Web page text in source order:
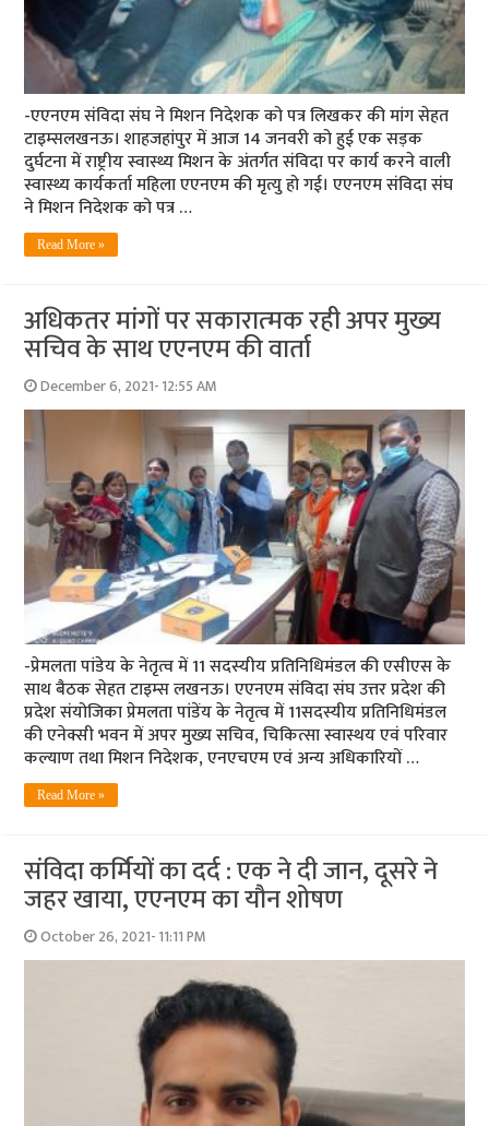
-एएनएम संविदा संघ ने मिशन निदेशक को पत्र लिखकर की मांग सेहत
टाइम्‍सलखनऊ। शाहजहांपुर में आज 14 जनवरी को हुई एक सड़क
दुर्घटना में राष्ट्रीय स्वास्थ्य मिशन के अंतर्गत संविदा पर कार्य करने वाली
स्वास्थ्य कार्यकर्ता महिला एएनएम की मृत्यु हो गई। एएनएम संविदा संघ
ने मिशन निदेशक को पत्र …
Read More »
अधिकतर मांगों पर सकारात्‍मक रही अपर मुख्‍य
सचिव के साथ एएनएम की वार्ता
December 6, 2021- 12:55 AM
-प्रेमलता पांडेय के नेतृत्‍व में 11 सदस्‍यीय प्रतिनिधिमंडल की एसीएस के
साथ बैठक सेहत टाइम्‍स लखनऊ। एएनएम संविदा संघ उत्तर प्रदेश की
प्रदेश संयोजिका प्रेमलता पांडेंय के नेतृत्‍व में 11सदस्यीय प्रतिनिधिमंडल
की एनेक्सी भवन में अपर मुख्य सचिव, चिकित्सा स्वास्थय एवं परिवार
कल्याण तथा मिशन निदेशक, एनएचएम एवं अन्य अधिकारियों …
Read More »
संविदा कर्मियों का दर्द : एक ने दी जान, दूसरे ने
जहर खाया, एएनएम का यौन शोषण
October 26, 2021- 11:11 PM